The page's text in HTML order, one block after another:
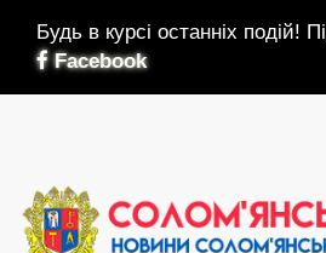
Будь в курсі останніх подій!
Facebook